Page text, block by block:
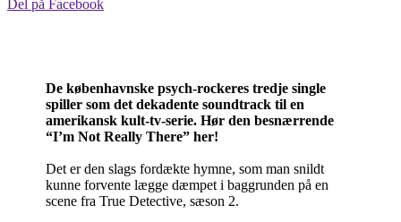
Del på Facebook
De københavnske psych-rockeres tredje single
spiller som det dekadente soundtrack til en
amerikansk kult-tv-serie. Hør den besnærrende
“I’m Not Really There” her!
Det er den slags fordækte hymne, som man snildt
kunne forvente lægge dæmpet i baggrunden på en
scene fra True Detective, sæson 2.